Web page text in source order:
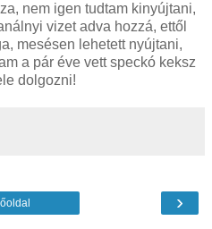
nem igen tudtam kinyújtani,
vizet adva hozzá, ettől
mesésen lehetett nyújtani,
a pár éve vett speckó keksz
dolgozni!
›